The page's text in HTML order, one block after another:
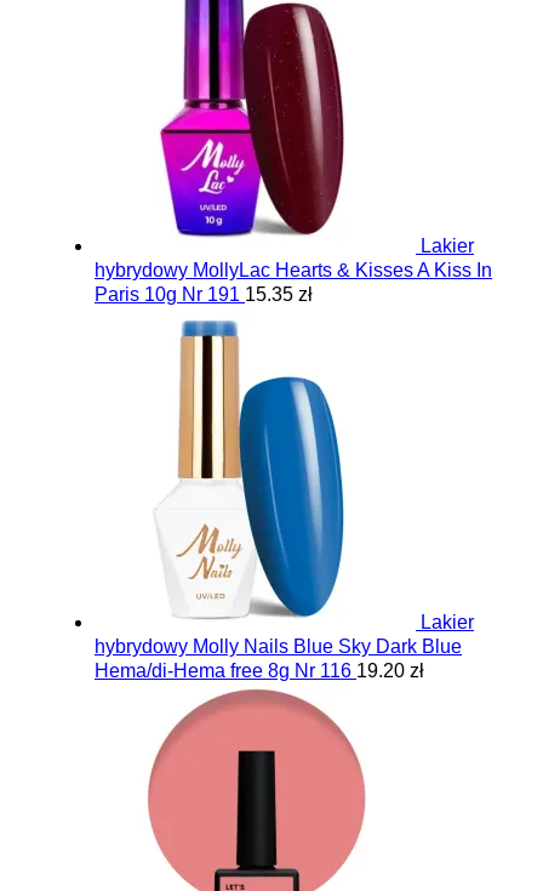
Lakier
hybrydowy MollyLac Hearts & Kisses A Kiss In
Paris 10g Nr 191 15.35 zł
Lakier
hybrydowy Molly Nails Blue Sky Dark Blue
Hema/di-Hema free 8g Nr 116 19.20 zł